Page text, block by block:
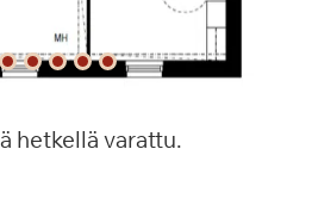
hetkellä varattu.